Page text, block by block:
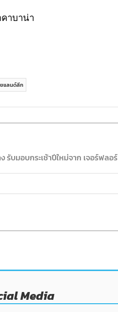
าบาน่า
ยแลนด์ลีก
รับมอบกระเช้าปีใหม่จาก เจอร์ฟลอร์
Media